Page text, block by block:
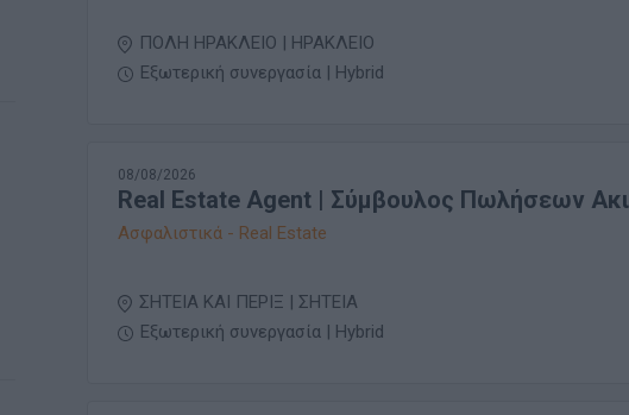
ΠΟΛΗ ΗΡΑΚΛΕΙΟ | ΗΡΑΚΛΕΙΟ
Εξωτερική συνεργασία | Hybrid
08/08/2026
Real Estate Agent | Σύμβουλος Πωλήσεων
Ασφαλιστικά - Real Estate
ΣΗΤΕΙΑ ΚΑΙ ΠΕΡΙΞ | ΣΗΤΕΙΑ
Εξωτερική συνεργασία | Hybrid